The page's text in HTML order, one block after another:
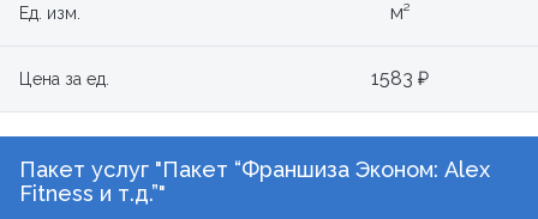
Ед. изм. м²
Цена за ед. 1583 ₽
Пакет услуг "Пакет “Франшиза Эконом: Alex
Fitness и т.д.”"